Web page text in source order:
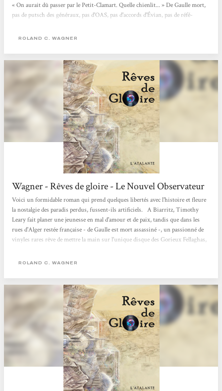
« On aurait dû passer par le Petit-Clamart. Quelle chienlit... » De Gaulle mort,
pas de putsch des généraux, pas d'OAS, pas d'accords d'Évian, pas de réfé­
tionneur de disques pour une pièce...
ROLAND C. WAGNER
Wagner - Rêves de gloire - Le Nouvel Observateur
Voici un formidable roman qui prend quelques libertés avec l'histoire et fleure
la nostalgie des paradis perdus, fussent-ils artificiels. A Biarritz, Timothy
Leary fait planer une jeunesse en mal d'amour et de paix, tandis que dans les
rues d'Alger restée française - de Gaulle est mort assassiné -, un passionné de
vinyles rares rêve de mettre la main sur l'unique disque des Gorieux Fellaghas,
amère qui promet de devenir un classique. Philippe Hupp Le Nouvel
ROLAND C. WAGNER